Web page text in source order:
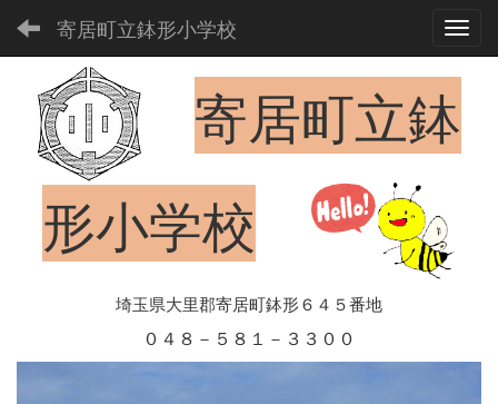
寄居町立鉢形小学校
寄居町立鉢
形小学校
埼玉県大里郡寄居町鉢形６４５番地
０４８－５８１－３３００